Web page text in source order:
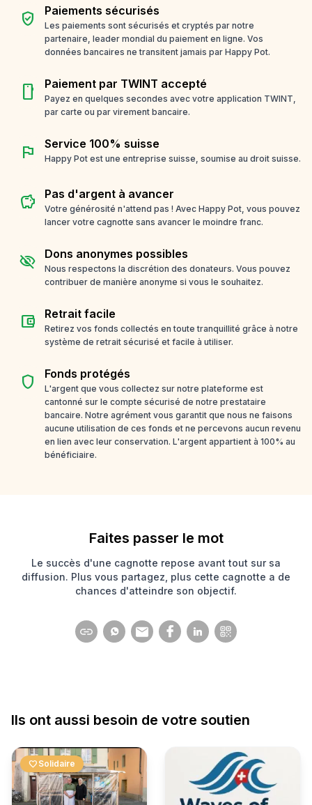
verified_user Paiements sécurisés
Les paiements sont sécurisés et cryptés par notre
partenaire, leader mondial du paiement en ligne. Vos
données bancaires ne transitent jamais par Happy Pot.
smartphone Paiement par TWINT accepté
Payez en quelques secondes avec votre application TWINT,
par carte ou par virement bancaire.
flag Service 100% suisse
Happy Pot est une entreprise suisse, soumise au droit suisse.
savings Pas d'argent à avancer
Votre générosité n'attend pas ! Avec Happy Pot, vous pouvez
lancer votre cagnotte sans avancer le moindre franc.
visibility_off Dons anonymes possibles
Nous respectons la discrétion des donateurs. Vous pouvez
contribuer de manière anonyme si vous le souhaitez.
account_balance_wallet Retrait facile
Retirez vos fonds collectés en toute tranquillité grâce à notre
système de retrait sécurisé et facile à utiliser.
shield Fonds protégés
L'argent que vous collectez sur notre plateforme est
cantonné sur le compte sécurisé de notre prestataire
bancaire. Notre agrément vous garantit que nous ne faisons
aucune utilisation de ces fonds et ne percevons aucun revenu
en lien avec leur conservation. L'argent appartient à 100% au
bénéficiaire.
Faites passer le mot
Le succès d'une cagnotte repose avant tout sur sa
diffusion. Plus vous partagez, plus cette cagnotte a de
chances d'atteindre son objectif.
Ils ont aussi besoin de votre soutien
favorite Solidaire